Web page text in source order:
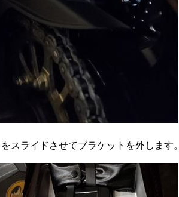
スライドさせてブラケットを外します。